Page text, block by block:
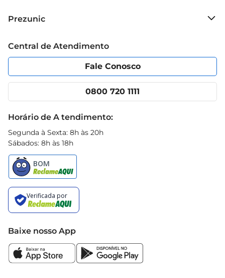
Krea é o complementoideal para suas aventuras
Grupo Cencosud
Política de Privacidade
Portal do fornecedor
Cencosud Media
Prezunic
Código de Ética
App Prezunic
Central de Atendimento
Fale Conosco
0800 720 1111
Horário de A tendimento:
Segunda à Sexta: 8h às 20h
Sábados: 8h às 18h
Baixe nosso App